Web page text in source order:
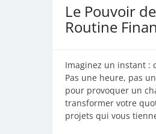
Le Pouvoir
Routine
Imaginez un instant :
Pas une heure, pas
pour provoquer un
transformer votre
projets qui vous